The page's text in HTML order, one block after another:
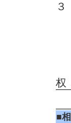
３
权
■